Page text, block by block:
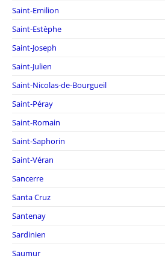
Saint-Emilion
Saint-Estèphe
Saint-Joseph
Saint-Julien
Saint-Nicolas-de-Bourgueil
Saint-Péray
Saint-Romain
Saint-Saphorin
Saint-Véran
Sancerre
Santa Cruz
Santenay
Sardinien
Saumur